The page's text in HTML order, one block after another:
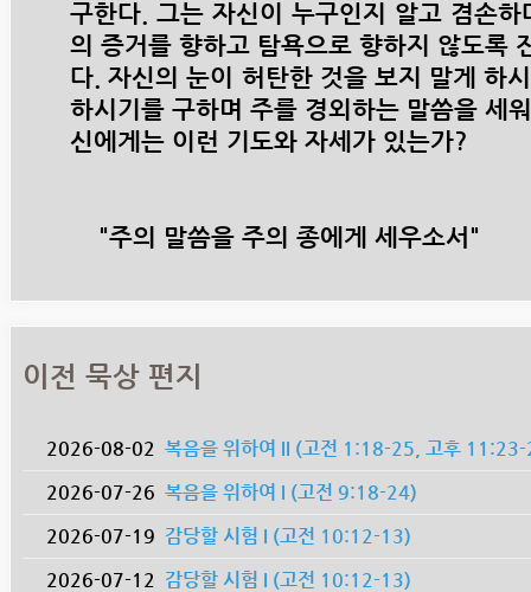
구한다. 그는 자신이 누구인지 알고 겸손
의 증거를 향하고 탐욕으로 향하지 않도록
다. 자신의 눈이 허탄한 것을 보지 말게 하
하시기를 구하며 주를 경외하는 말씀을 세
신에게는 이런 기도와 자세가 있는가?
"주의 말씀을 주의 종에게 세우소서"
이전 묵상 편지
2026-08-02 복음을 위하여 II (고전 1:18-25, 고후
2026-07-26 복음을 위하여 I (고전 9:18-24)
2026-07-19 감당할 시험 I (고전 10:12-13)
2026-07-12 감당할 시험 I (고전 10:12-13)